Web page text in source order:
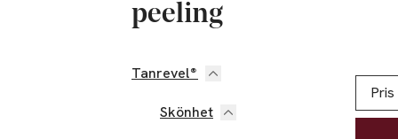
peeling
Hoppa till produktsidan
Tanrevel®
Skönhet
Pris
Lista